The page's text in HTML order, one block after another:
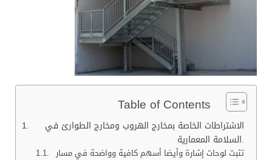
Table of Contents
الاشتراطات الخاصة بمخارج الهروب ومخارج الطوارئ في
السلامة المعمارية.
تثبت لوحات إشارة وأيضا أسهم كافية وواضحة في مسار